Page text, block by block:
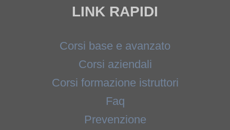
LINK RAPIDI
Corsi base e avanzato
Corsi aziendali
Corsi formazione istruttori
Faq
Prevenzione